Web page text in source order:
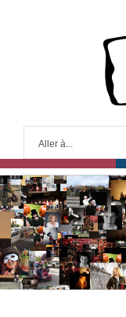
Aller à...